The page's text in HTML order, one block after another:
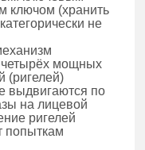
ключом (хранить
не
четырёх мощных
(ригелей)
выдвигаются по
на лицевой
ригелей
попыткам